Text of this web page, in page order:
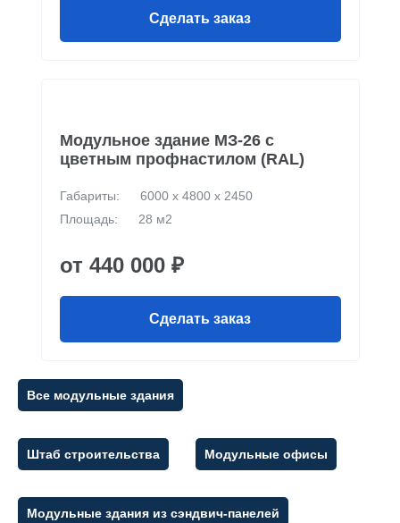
Сделать заказ
Модульное здание МЗ-26 с
цветным профнастилом (RAL)
Габариты:
6000 х 4800 х 2450
Площадь:
28 м2
от 440 000 ₽
Сделать заказ
Все модульные здания
Штаб строительства Модульные офисы
Модульные здания из сэндвич-панелей